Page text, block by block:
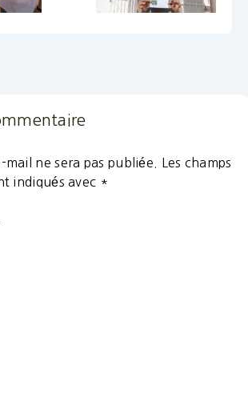
mail ne sera pas publiée.
Les champs
indiqués avec *